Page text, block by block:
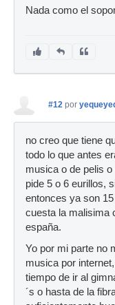
Nada como el
#12 por
no creo que tiene
todo lo que antes
musica o de pelis
pide 5 o 6 eurillos,
entonces ya son
cuesta la malisima
españa.
Yo por mi parte no
musica por
tiempo de ir al
´s o hasta de la